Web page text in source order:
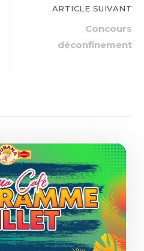
ARTICLE SUIVANT
Concours
déconfinement